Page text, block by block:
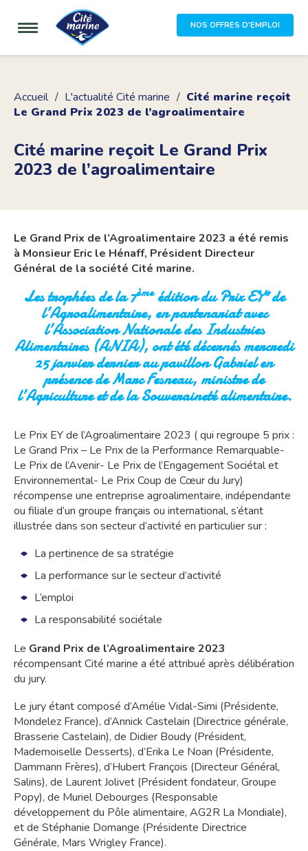
NOS OFFRES D'EMPLOI
Accueil L'actualité Cité marine
Cité marine reçoit
Le Grand Prix 2023 de l’agroalimentaire
Cité marine reçoit Le Grand Prix
2023 de l’agroalimentaire
Le Grand Prix de l’Agroalimentaire 2023 a été remis
à Monsieur Eric le Hénaff, Président Directeur
Général de la société Cité marine.
Les trophées de la 7èmeédition du Prix EY* de
l’Agroalimentaire, en partenariat avec
l’Association Nationale des Industries
Alimentaires (ANIA), ont été décernés mercredi
25 janvier dernier au pavillon Gabriel en
présence de Marc Fesneau, ministre de
l’Agriculture et de la Souveraineté alimentaire.
Le Prix EY de l’Agroalimentaire 2023 ( qui regroupe 5 prix :
Le Grand Prix – Le Prix de la Performance Remarquable-
Le Prix de l’Avenir- Le Prix de l’Engagement Sociétal et
Environnemental- Le Prix Coup de Cœur du Jury)
récompense une entreprise agroalimentaire, indépendante
ou filiale d’un groupe français ou international, s’étant
illustrée dans son secteur d’activité en particulier sur :
La pertinence de sa stratégie
La performance sur le secteur d’activité
L’emploi
La responsabilité sociétale
Le Grand Prix de l’Agroalimentaire 2023
récompensant Cité marine a été attribué après délibération
du jury.
Le jury étant composé d’Amélie Vidal-Simi (Présidente,
Mondelez France), d’Annick Castelain (Directrice générale,
Brasserie Castelain), de Didier Boudy (Président,
Mademoiselle Desserts), d’Erika Le Noan (Présidente,
Dammann Frères), d’Hubert François (Directeur Général,
Salins), de Laurent Jolivet (Président fondateur, Groupe
Popy), de Muriel Debourges (Responsable
développement du Pôle alimentaire, AG2R La Mondiale),
et de Stéphanie Domange (Présidente Directrice
Générale, Mars Wrigley France).